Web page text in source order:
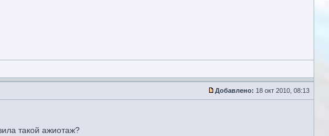
Добавлено: 18 окт 2010, 08:13
такой ажиотаж?